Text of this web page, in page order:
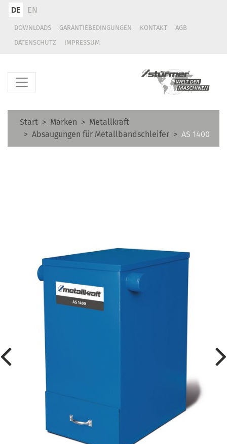
DE EN
DOWNLOADS GARANTIEBEDINGUNGEN KONTAKT
AGB
DATENSCHUTZ
IMPRESSUM
Start Marken
Metallkraft
Absaugungen für Metallbandschleifer
AS 1400